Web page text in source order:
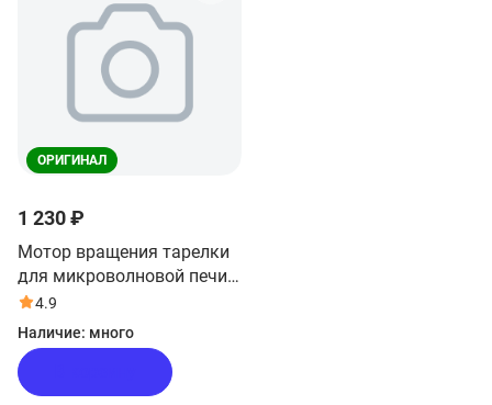
ОРИГИНАЛ
1 230 ₽
Мотор вращения тарелки
для микроволновой печи
Haier HMB-DM208SA
4.9
Наличие: много